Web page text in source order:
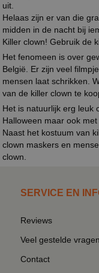
uit.
Helaas zijn er van die
midden in de nacht bij
Killer clown! Gebruik de
Het fenomeen is over
België. Er zijn veel
mensen laat schrikken.
van de killer clown te
Het is natuurlijk erg leuk
Halloween maar ook
Naast het kostuum van
clown maskers en
clown.
SERVICE EN
Reviews
Veel gestelde vragen
Contact